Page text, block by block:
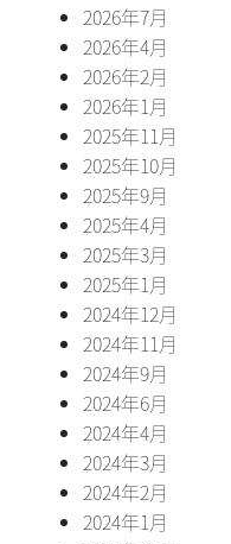
2026年7月
2026年4月
2026年2月
2026年1月
2025年11月
2025年10月
2025年9月
2025年4月
2025年3月
2025年1月
2024年12月
2024年11月
2024年9月
2024年6月
2024年4月
2024年3月
2024年2月
2024年1月